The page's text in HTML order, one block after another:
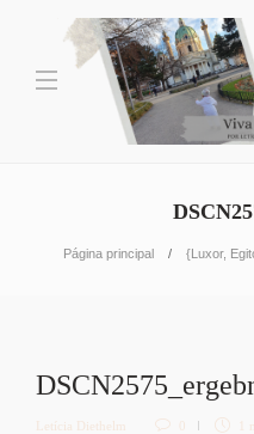
Página principal {Luxor,
Letícia Diethelm 0 1